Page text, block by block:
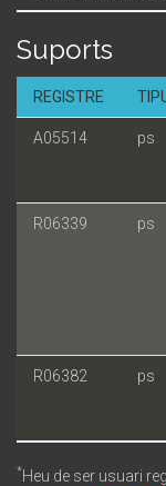
Suports
REGISTRE
A05514 ps
R06339 ps
R06382 ps
*Heu de ser usuari